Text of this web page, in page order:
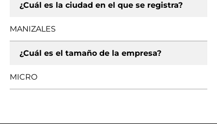
¿Cuál es la ciudad en el que se registra?
MANIZALES
¿Cuál es el tamaño de la empresa?
MICRO